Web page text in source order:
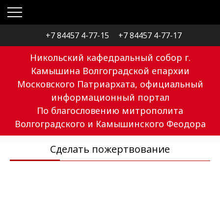
+7 84457 4-77-15 +7 84457 4-77-17
Никольский кафедральный собор г.
Камышина Волгоградской епархии
Московского Патриархата, официальный
информационный портал
По благословению митрополита
Волгоградского и Камышинского Феодора
Сделать пожертвование